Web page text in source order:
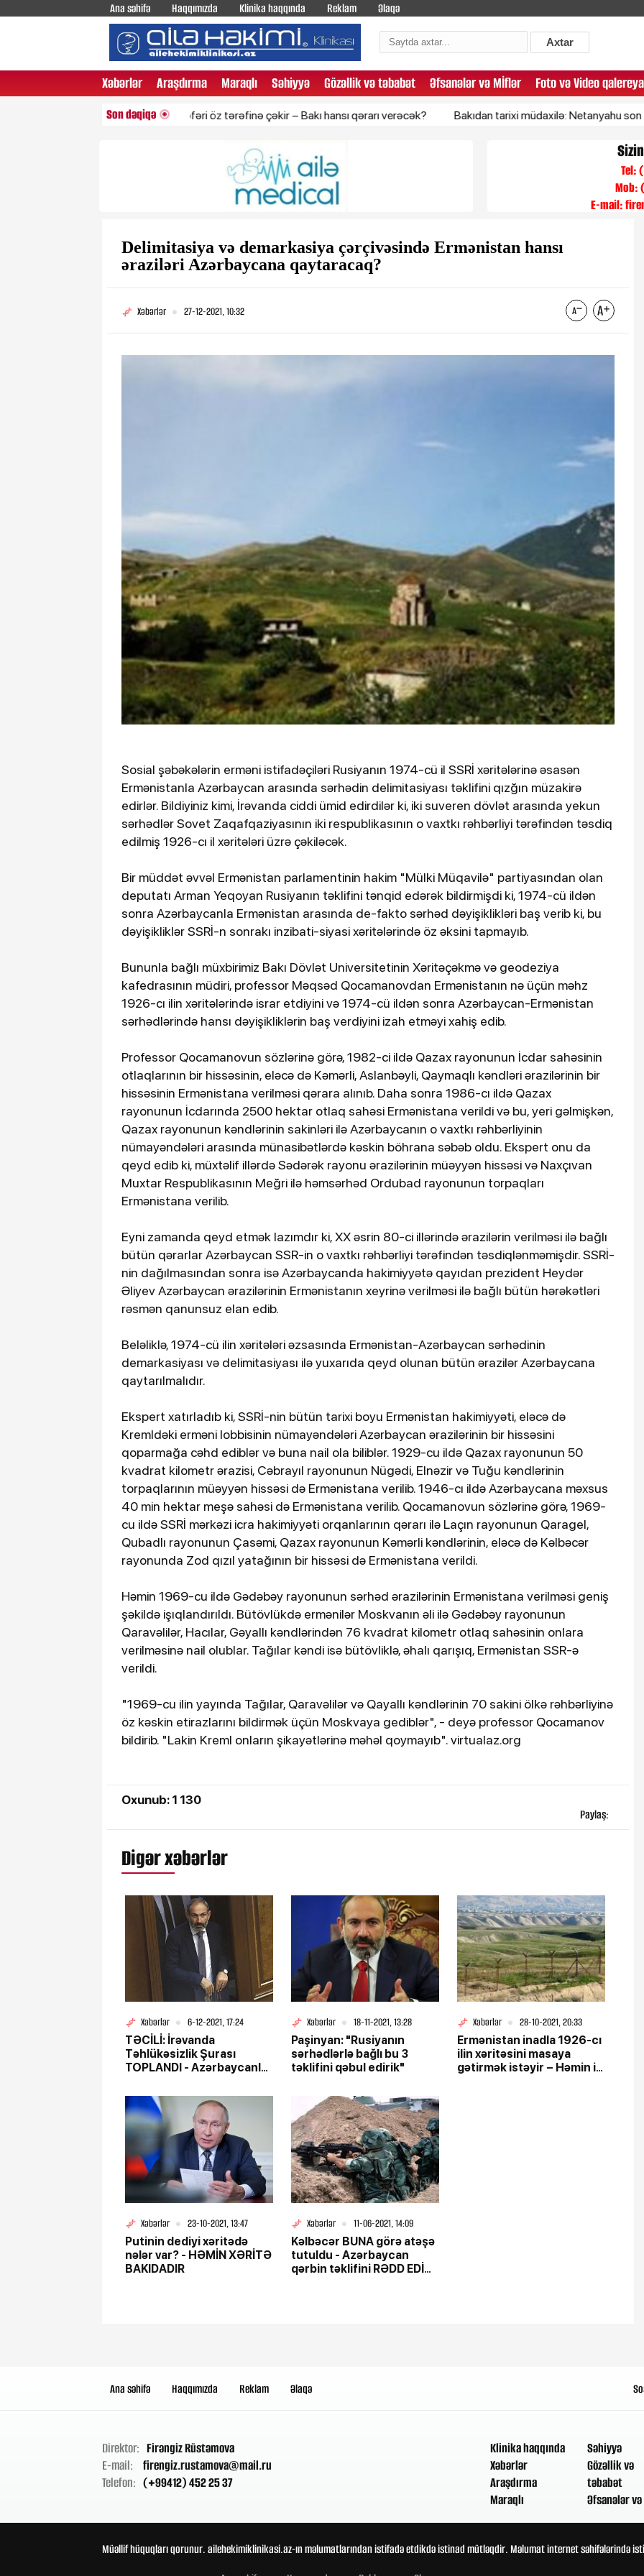
Ana səhifə Haqqımızda Klinika haqqında Reklam Əlaqə
Axtar
Xəbərlər Araşdırma Maraqlı Səhiyyə Gözəllik və təbabət Əfsanələr və Mİflər Foto və Video qalereya
Son dəqiqə
Paşinyan bu 6 nəfəri öz tərəfinə çəkir – Bakı hansı qərarı verəcək? Bakıdan tarixi müdaxilə: Netanyahu son anda
Tel:
Mob:
E-mail:
Delimitasiya və demarkasiya çərçivəsində Ermənistan hansı
əraziləri Azərbaycana qaytaracaq?
Xəbərlər 27-12-2021, 10:32
Sosial şəbəkələrin erməni istifadəçiləri Rusiyanın 1974-cü il SSRİ xəritələrinə əsasən
Ermənistanla Azərbaycan arasında sərhədin delimitasiyası təklifini qızğın müzakirə
edirlər. Bildiyiniz kimi, İrəvanda ciddi ümid edirdilər ki, iki suveren dövlət arasında yekun
sərhədlər Sovet Zaqafqaziyasının iki respublikasının o vaxtkı rəhbərliyi tərəfindən təsdiq
edilmiş 1926-cı il xəritələri üzrə çəkiləcək.
Bir müddət əvvəl Ermənistan parlamentinin hakim "Mülki Müqavilə" partiyasından olan
deputatı Arman Yeqoyan Rusiyanın təklifini tənqid edərək bildirmişdi ki, 1974-cü ildən
sonra Azərbaycanla Ermənistan arasında de-fakto sərhəd dəyişiklikləri baş verib ki, bu
dəyişikliklər SSRİ-n sonrakı inzibati-siyasi xəritələrində öz əksini tapmayıb.
Bununla bağlı müxbirimiz Bakı Dövlət Universitetinin Xəritəçəkmə və geodeziya
kafedrasının müdiri, professor Məqsəd Qocamanovdan Ermənistanın nə üçün məhz
1926-cı ilin xəritələrində israr etdiyini və 1974-cü ildən sonra Azərbaycan-Ermənistan
sərhədlərində hansı dəyişikliklərin baş verdiyini izah etməyi xahiş edib.
Professor Qocamanovun sözlərinə görə, 1982-ci ildə Qazax rayonunun İcdar sahəsinin
otlaqlarının bir hissəsinin, eləcə də Kəmərli, Aslanbəyli, Qaymaqlı kəndləri ərazilərinin bir
hissəsinin Ermənistana verilməsi qərara alınıb. Daha sonra 1986-cı ildə Qazax
rayonunun İcdarında 2500 hektar otlaq sahəsi Ermənistana verildi və bu, yeri gəlmişkən,
Qazax rayonunun kəndlərinin sakinləri ilə Azərbaycanın o vaxtkı rəhbərliyinin
nümayəndələri arasında münasibətlərdə kəskin böhrana səbəb oldu. Ekspert onu da
qeyd edib ki, müxtəlif illərdə Sədərək rayonu ərazilərinin müəyyən hissəsi və Naxçıvan
Muxtar Respublikasının Meğri ilə həmsərhəd Ordubad rayonunun torpaqları
Ermənistana verilib.
Eyni zamanda qeyd etmək lazımdır ki, XX əsrin 80-ci illərində ərazilərin verilməsi ilə bağlı
bütün qərarlar Azərbaycan SSR-in o vaxtkı rəhbərliyi tərəfindən təsdiqlənməmişdir. SSRİ-
nin dağılmasından sonra isə Azərbaycanda hakimiyyətə qayıdan prezident Heydər
Əliyev Azərbaycan ərazilərinin Ermənistanın xeyrinə verilməsi ilə bağlı bütün hərəkətləri
rəsmən qanunsuz elan edib.
Beləliklə, 1974-cü ilin xəritələri əzsasında Ermənistan-Azərbaycan sərhədinin
demarkasiyası və delimitasiyası ilə yuxarıda qeyd olunan bütün ərazilər Azərbaycana
qaytarılmalıdır.
Ekspert xatırladıb ki, SSRİ-nin bütün tarixi boyu Ermənistan hakimiyyəti, eləcə də
Kremldəki erməni lobbisinin nümayəndələri Azərbaycan ərazilərinin bir hissəsini
qoparmağa cəhd ediblər və buna nail ola biliblər. 1929-cu ildə Qazax rayonunun 50
kvadrat kilometr ərazisi, Cəbrayıl rayonunun Nügədi, Elnəzir və Tuğu kəndlərinin
torpaqlarının müəyyən hissəsi də Ermənistana verilib. 1946-cı ildə Azərbaycana məxsus
40 min hektar meşə sahəsi də Ermənistana verilib. Qocamanovun sözlərinə görə, 1969-
cu ildə SSRİ mərkəzi icra hakimiyyəti orqanlarının qərarı ilə Laçın rayonunun Qaragel,
Qubadlı rayonunun Çasəmi, Qazax rayonunun Kəmərli kəndlərinin, eləcə də Kəlbəcər
rayonunda Zod qızıl yatağının bir hissəsi də Ermənistana verildi.
Həmin 1969-cu ildə Gədəbəy rayonunun sərhəd ərazilərinin Ermənistana verilməsi geniş
şəkildə işıqlandırıldı. Bütövlükdə ermənilər Moskvanın əli ilə Gədəbəy rayonunun
Qaravəlilər, Hacılar, Gəyallı kəndlərindən 76 kvadrat kilometr otlaq sahəsinin onlara
verilməsinə nail olublar. Tağılar kəndi isə bütövliklə, əhalı qarışıq, Ermənistan SSR-ə
verildi.
"1969-cu ilin yayında Tağılar, Qaravəlilər və Qayallı kəndlərinin 70 sakini ölkə rəhbərliyinə
öz kəskin etirazlarını bildirmək üçün Moskvaya gediblər", - deyə professor Qocamanov
bildirib. "Lakin Kreml onların şikayətlərinə məhəl qoymayıb". virtualaz.org
Oxunub: 1 130
Paylaş:
Digər xəbərlər
Xəbərlər
6-12-2021, 17:24
TƏCİLİ: İrəvanda
Təhlükəsizlik Şurası
TOPLANDI - Azərbaycanla
Xəbərlər
18-11-2021, 13:28
Paşinyan: "Rusiyanın
sərhədlərlə bağlı bu 3
təklifini qəbul edirik"
Xəbərlər
28-10-2021, 20:33
Ermənistan inadla 1926-cı
ilin xəritəsini masaya
gətirmək istəyir – Həmin il
Xəbərlər
23-10-2021, 13:47
Putinin dediyi xəritədə
nələr var? - HƏMİN XƏRİTƏ
BAKIDADIR
Xəbərlər
11-06-2021, 14:09
Kəlbəcər BUNA görə atəşə
tutuldu - Azərbaycan
qərbin təklifini RƏDD EDİB?
Ana səhifə Haqqımızda Reklam Əlaqə
Direktor: Firəngiz Rüstəmova
E-mail:
firengiz.rustamova@mail.ru
Telefon: (+99412) 452 25 37
Klinika haqqında
Xəbərlər
Araşdırma
Maraqlı
Səhiyyə
Gözəllik və
təbabət
Əfsanələr
Müəllif hüquqları qorunur. ailehekimiklinikasi.az-ın məlumatlarından istifadə etdikdə istinad mütləqdir. Məlumat internet səhifələrində